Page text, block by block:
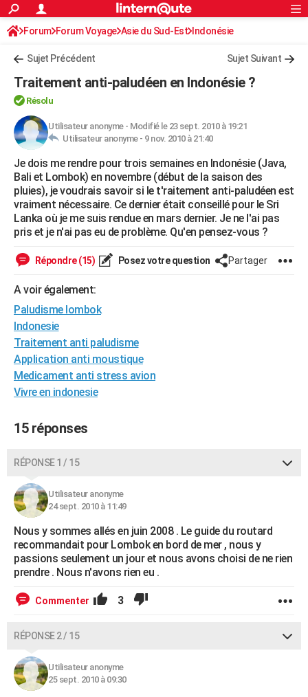
ACTUALITÉS
Politique
Société
Faits Divers
Education
Monde
Villes
+
Programme TV
TNTStreaming
Cinéma
Sorties cinéma
Musique
+FINANCE
Retraite
Impôts
Epargne
Immobilier
Risques naturels par ville
Banque
Assurance
Crédit
AUTO
Essais
Réserver un essai
Citadines
Berlines
SUV
Forum auto
Mobiles
Meilleur smartphone
Internet
Ordinateurs
Jeux vidéo
Guide high-tech
+BRICOLAGE
Forum
Aménagement intérieur
Extérieur
Cuisine
Salle de bains
Jardinage
Rangement
WEEK-END
Guides de France
Escapades
Patrimoine
Expositions
Musées
Week-end nature
+LIFESTYLE
Art de vivre
Bien-être
Loisirs
Mode
Modes de vie
SANTE
Alimentation
Guide de la santé
Maladies
Médicaments
Sommeil
VOYAGE
Destinations
City break
Voyage nature
Voyage de noces
Forum
Climat
+PHOTO
GUIDES D'ACHAT
BONS PLANS
Carte de Noël
Carte Bonne année
Carte Saint-Valentin
Carte Pâques
Carte d'anniversaire
DICTIONNAIRE
Dictionnaire
Biographies
Citations
Expressions
Proverbes
PROGRAMME TV
COPAINS D'AVANT
S'inscrire
Se connecter
Lycées
Collèges
Primaires
Universités
Entreprises
Service militaire
Avis de recherche
AVIS DE DÉCÈS
FORUM
Bricolage
Lifestyle
Culture
Sport
Auto
Television
Voyage
Cinema
S'inscrire
Connexion
Forum Forum Voyage Asie du Sud-Est Indonésie
Sujet Précédent Sujet Suivant
Traitement anti-paludéen en Indonésie ?
Résolu
Utilisateur anonyme- Modifié le 23 sept. 2010 à 19:21
Utilisateur anonyme - 9 nov. 2010 à 21:40
Je dois me rendre pour trois semaines en Indonésie (Java,
Bali et Lombok) en novembre (début de la saison des
pluies), je voudrais savoir si le t'raitement anti-paludéen est
vraiment nécessaire. Ce dernier était conseillé pour le Sri
Lanka où je me suis rendue en mars dernier. Je ne l'ai pas
pris et je n'ai pas eu de problème. Qu'en pensez-vous ?
Répondre (15) Posez votre question Partager
A voir également:
Paludisme lombok
Indonesie
Traitement anti paludisme
Application anti moustique
Medicament anti stress avion
Vivre en indonesie
15 réponses
RÉPONSE 1 / 15
Utilisateur anonyme
24 sept. 2010 à 11:49
Nous y sommes allés en juin 2008 . Le guide du routard
recommandait pour Lombok en bord de mer , nous y
passions seulement un jour et nous avons choisi de ne rien
prendre . Nous n'avons rien eu .
Commenter 3
RÉPONSE 2 / 15
Utilisateur anonyme
25 sept. 2010 à 09:30